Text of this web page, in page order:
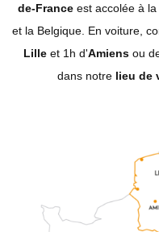
de-France est accolée à
et la Belgique. En voiture,
Lilleet 1h d'Amiensou
dans notre lieu de